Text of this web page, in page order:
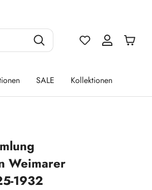
Du hast 0
SALE Kollektionen
Weimarer
1932